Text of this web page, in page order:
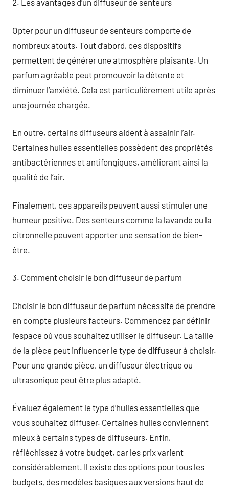
2. Les avantages d’un diffuseur de senteurs
Opter pour un diffuseur de senteurs comporte de
nombreux atouts. Tout d’abord, ces dispositifs
permettent de générer une atmosphère plaisante. Un
parfum agréable peut promouvoir la détente et
diminuer l’anxiété. Cela est particulièrement utile après
une journée chargée.
En outre, certains diffuseurs aident à assainir l’air.
Certaines huiles essentielles possèdent des propriétés
antibactériennes et antifongiques, améliorant ainsi la
qualité de l’air.
Finalement, ces appareils peuvent aussi stimuler une
humeur positive. Des senteurs comme la lavande ou la
citronnelle peuvent apporter une sensation de bien-
être.
3. Comment choisir le bon diffuseur de parfum
Choisir le bon diffuseur de parfum nécessite de prendre
en compte plusieurs facteurs. Commencez par définir
l’espace où vous souhaitez utiliser le diffuseur. La taille
de la pièce peut influencer le type de diffuseur à choisir.
Pour une grande pièce, un diffuseur électrique ou
ultrasonique peut être plus adapté.
Évaluez également le type d’huiles essentielles que
vous souhaitez diffuser. Certaines huiles conviennent
mieux à certains types de diffuseurs. Enfin,
réfléchissez à votre budget, car les prix varient
considérablement. Il existe des options pour tous les
budgets, des modèles basiques aux versions haut de